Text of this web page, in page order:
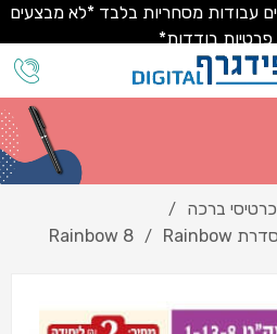
200 ₪ מבצעים עבודות מסחריות בלבד *לא מבצעים
פרטיות בודדות*
כרטיסי ברכה /
סדרת Rainbow /
Rainbow 8